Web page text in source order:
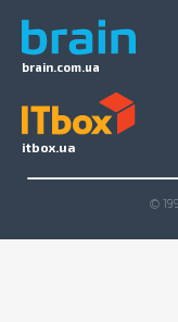
brain.com.ua
itbox.ua
©